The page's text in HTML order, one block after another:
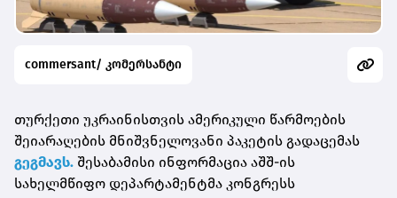
commersant/ კომერსანტი
თურქეთი უკრაინისთვის ამერიკული წარმოების
შეიარაღების მნიშვნელოვანი პაკეტის გადაცემას
გეგმავს. შესაბამისი ინფორმაცია აშშ-ის
სახელმწიფო დეპარტამენტმა კონგრესს